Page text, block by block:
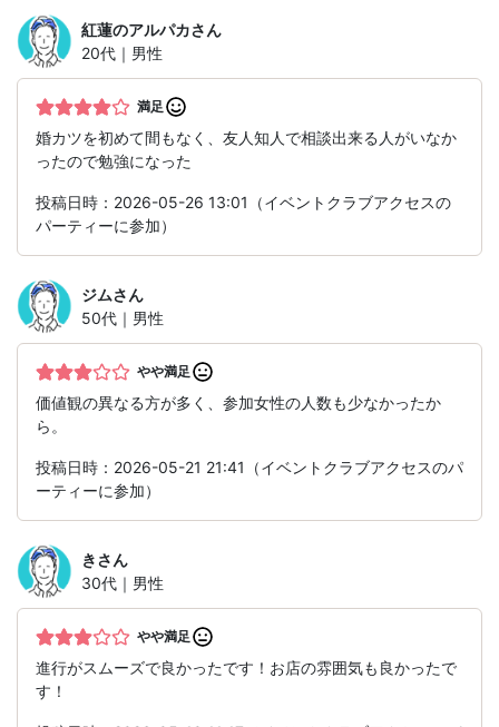
紅蓮のアルパカさん
20代｜男性
満足
婚カツを初めて間もなく、友人知人で相談出来る人がいなか
ったので勉強になった
投稿日時：2026-05-26 13:01（イベントクラブアクセスの
パーティーに参加）
ジムさん
50代｜男性
やや満足
価値観の異なる方が多く、参加女性の人数も少なかったか
ら。
投稿日時：2026-05-21 21:41（イベントクラブアクセスのパ
ーティーに参加）
きさん
30代｜男性
やや満足
進行がスムーズで良かったです！お店の雰囲気も良かったで
す！